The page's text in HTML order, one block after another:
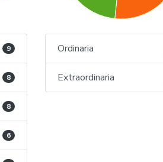
9
8
8
6
Ordinaria
Extraordinaria